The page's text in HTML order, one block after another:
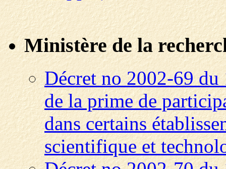
Ministère de la
Décret no 2002-69
de la prime de
dans certains
scientifique et